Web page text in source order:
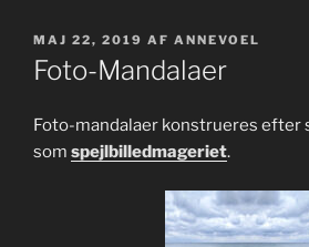
UDGIVET
DEN
MAJ 22, 2019 AF ANNEVOEL
Foto-Mandalaer
Foto-mandalaer konstrueres efter
som spejlbilledmageriet.